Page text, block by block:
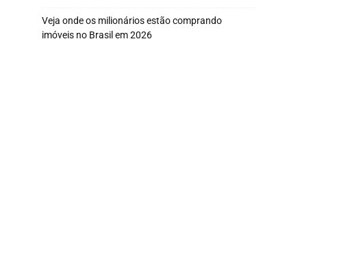
Veja onde os milionários estão comprando
imóveis no Brasil em 2026